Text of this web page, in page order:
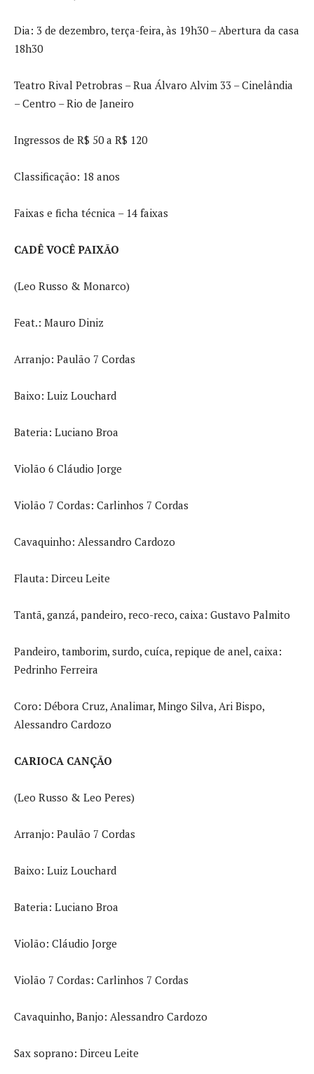
Dia: 3 de dezembro, terça-feira, às 19h30 – Abertura da casa
18h30
Teatro Rival Petrobras – Rua Álvaro Alvim 33 – Cinelândia
– Centro – Rio de Janeiro
Ingressos de R$ 50 a R$ 120
Classificação: 18 anos
Faixas e ficha técnica – 14 faixas
CADÊ VOCÊ PAIXÃO
(Leo Russo & Monarco)
Feat.: Mauro Diniz
Arranjo: Paulão 7 Cordas
Baixo: Luiz Louchard
Bateria: Luciano Broa
Violão 6 Cláudio Jorge
Violão 7 Cordas: Carlinhos 7 Cordas
Cavaquinho: Alessandro Cardozo
Flauta: Dirceu Leite
Tantã, ganzá, pandeiro, reco-reco, caixa: Gustavo Palmito
Pandeiro, tamborim, surdo, cuíca, repique de anel, caixa:
Pedrinho Ferreira
Coro: Débora Cruz, Analimar, Mingo Silva, Ari Bispo,
Alessandro Cardozo
CARIOCA CANÇÃO
(Leo Russo & Leo Peres)
Arranjo: Paulão 7 Cordas
Baixo: Luiz Louchard
Bateria: Luciano Broa
Violão: Cláudio Jorge
Violão 7 Cordas: Carlinhos 7 Cordas
Cavaquinho, Banjo: Alessandro Cardozo
Sax soprano: Dirceu Leite